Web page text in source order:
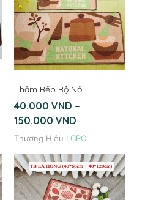
Thảm Bếp Bộ Nồi
40.000 VND –
150.000 VND
Thương Hiệu : CPC